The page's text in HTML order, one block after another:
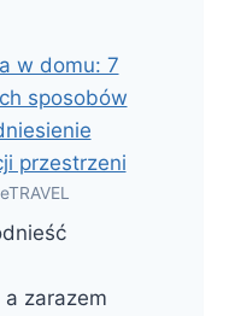
w domu: 7
sposobów
przestrzeni
zarazem